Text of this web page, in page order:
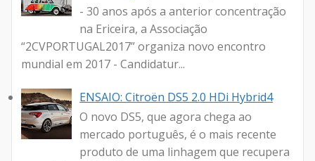
- 30 anos após a anterior concentração
na Ericeira, a Associação
“2CVPORTUGAL2017” organiza novo encontro
mundial em 2017 - Candidatur...
ENSAIO: Citroën DS5 2.0 HDi Hybrid4
O novo DS5, que agora chega ao
mercado português, é o mais recente
produto de uma linhagem que recupera